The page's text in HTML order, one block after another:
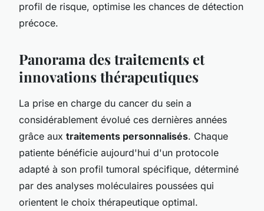
profil de risque, optimise les chances de détection
précoce.
Panorama des traitements et
innovations thérapeutiques
La prise en charge du cancer du sein a
considérablement évolué ces dernières années
grâce aux traitements personnalisés. Chaque
patiente bénéficie aujourd'hui d'un protocole
adapté à son profil tumoral spécifique, déterminé
par des analyses moléculaires poussées qui
orientent le choix thérapeutique optimal.